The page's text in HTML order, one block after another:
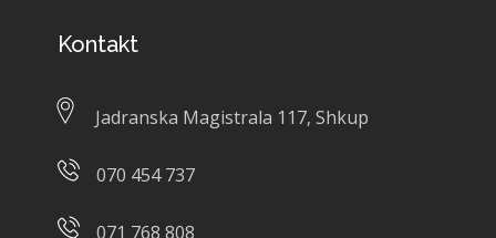
Kontakt
Jadranska Magistrala 117, Shkup
070 454 737
071 768 808